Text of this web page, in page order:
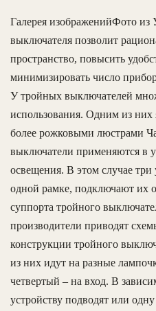
Галерея изображенийФото из
выключателя позволит
пространство, повысить
минимизировать число
У тройных выключателей
использования. Одним из них
более рожковыми люстрами
выключатели применяются в
освещения. В этом случае три
одной рамке, подключают их
суппорта тройного
производители приводят
конструкции тройного
из них идут на разные
четвертый – на вход. В
устройству подводят или